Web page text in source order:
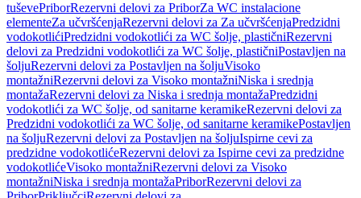
tuševePriborRezervni delovi za PriborZa WC instalacione
elementeZa učvršćenjaRezervni delovi za Za učvršćenjaPredzidni
vodokotlićiPredzidni vodokotlići za WC šolje, plastičniRezervni
delovi za Predzidni vodokotlići za WC šolje, plastičniPostavljen na
šoljuRezervni delovi za Postavljen na šoljuVisoko
montažniRezervni delovi za Visoko montažniNiska i srednja
montažaRezervni delovi za Niska i srednja montažaPredzidni
vodokotlići za WC šolje, od sanitarne keramikeRezervni delovi za
Predzidni vodokotlići za WC šolje, od sanitarne keramikePostavljen
na šoljuRezervni delovi za Postavljen na šoljuIspirne cevi za
predzidne vodokotlićeRezervni delovi za Ispirne cevi za predzidne
vodokotlićeVisoko montažniRezervni delovi za Visoko
montažniNiska i srednja montažaPriborRezervni delovi za